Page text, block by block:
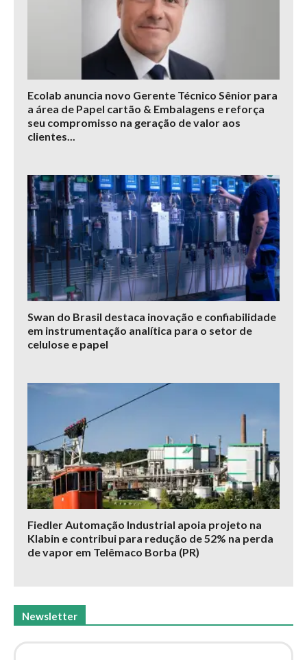
Ecolab anuncia novo Gerente Técnico Sênior para
a área de Papel cartão & Embalagens e reforça
seu compromisso na geração de valor aos
clientes...
Swan do Brasil destaca inovação e confiabilidade
em instrumentação analítica para o setor de
celulose e papel
Fiedler Automação Industrial apoia projeto na
Klabin e contribui para redução de 52% na perda
de vapor em Telêmaco Borba (PR)
Newsletter